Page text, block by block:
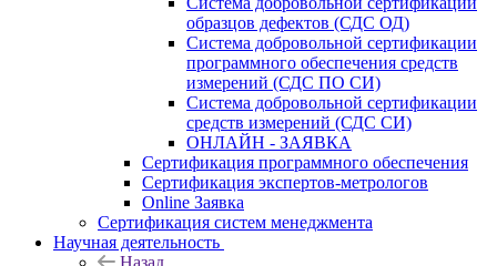
образцов дефектов (СДС ОД)
Система добровольной сертификации
программного обеспечения средств
измерений (СДС ПО СИ)
Система добровольной сертификации
средств измерений (СДС СИ)
ОНЛАЙН - ЗАЯВКА
Сертификация программного обеспечения
Сертификация экспертов-метрологов
Online Заявка
Сертификация систем менеджмента
Научная деятельность
Назад